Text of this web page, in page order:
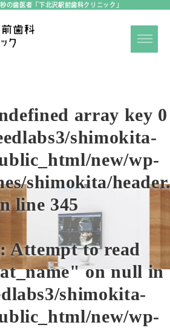
の歯医者「下北沢駅前歯科クリニック」
array key 0
shimokita-
new/wp-
shimokita/
line 345
: Attempt to read
on null in
shimokita-
new/wp-